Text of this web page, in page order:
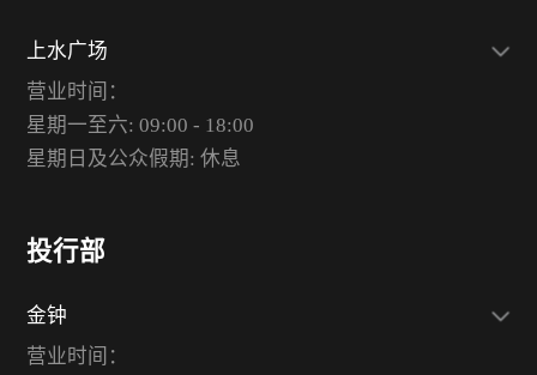
上水广场
营业时间：
星期一至六: 09:00 - 18:00
星期日及公众假期: 休息
投行部
金钟
营业时间：